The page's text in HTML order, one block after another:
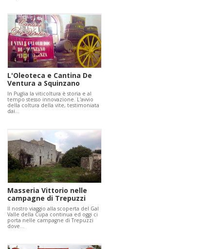
L'Oleoteca e Cantina De
Ventura a Squinzano
In Puglia la viticoltura è storia e al
tempo stesso innovazione. L'avvio
della coltura della vite, testimoniata
dai…
Masseria Vittorio nelle
campagne di Trepuzzi
Il nostro viaggio alla scoperta del Gal
Valle della Cupa continua ed oggi ci
porta nelle campagne di Trepuzzi
dove…